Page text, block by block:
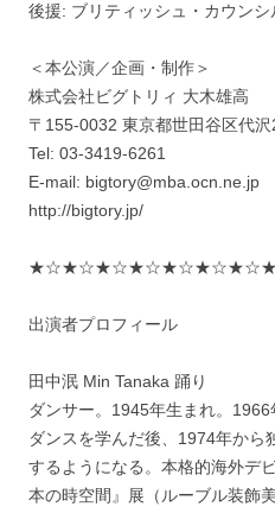
後援: ブリティッシュ・カウン
＜本公演／企画・制作＞
株式会社ビグトリィ 大木雄高
〒155-0032 東京都世田谷区代
Tel: 03-3419-6261
E-mail: bigtory@mba.ocn.ne.jp
http://bigtory.jp/
出演者プロフィール
田中泯 Min Tanaka 踊り
ダンサー。1945年生まれ。
ダンスを学んだ後、1974年から
するようになる。本格的海外デ
本の時空間』展（ルーブル装飾